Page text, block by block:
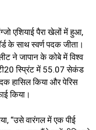
एशियाई पैरा खेलों में हुआ,
के साथ स्वर्ण पदक जीता।
ने जापान के कोबे में विश्व
स्प्रिंट में 55.07 सेकंड
हासिल किया और पेरिस
किया।
“उसे वारंगल में एक पीई